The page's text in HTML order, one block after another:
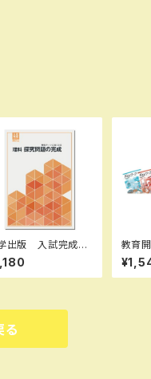
出版 入試完成シ
ズ 理科 探求問
完成 2026年度
品完全セット I
教育
ーク（
理 I,II
択く
る